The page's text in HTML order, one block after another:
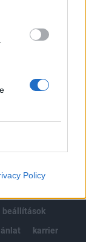
Policy
beállítások
karrier